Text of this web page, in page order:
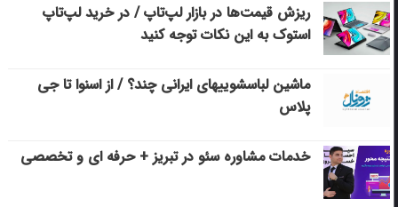
ریزش قیمت‌ها در بازار لپ‌تاپ / در خرید لپ‌تاپ
استوک به این نکات توجه کنید
ماشین لباسشویی‎های ایرانی چند؟ / از اسنوا تا جی
پلاس
خدمات مشاوره سئو در تبریز + حرفه ای و تخصصی